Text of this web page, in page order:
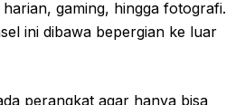
gaming, hingga fotografi.
ini dibawa bepergian ke luar
perangkat agar hanya bisa